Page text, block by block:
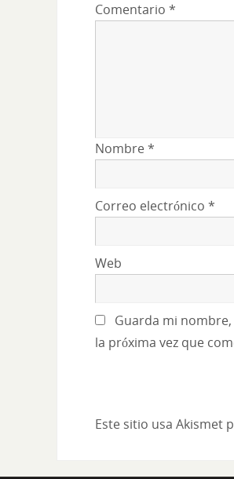
Comentario *
Nombre*
Correo electrónico *
Web
Guarda mi
la próxima vez que
Este sitio usa Akismet